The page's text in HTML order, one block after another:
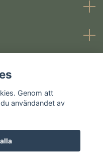
Genom att
användandet av